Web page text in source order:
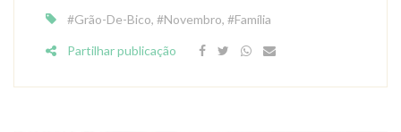
#Grão-De-Bico, #Novembro, #Família
Partilhar publicação